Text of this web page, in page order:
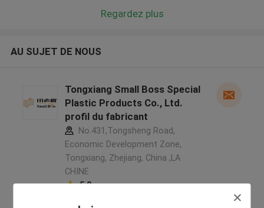
Regardez plus
AU SUJET DE NOUS
Tongxiang Small Boss Special
Plastic Products Co., Ltd.
profil du fabricant
No.431,Tongsheng Road,
Economic Development Zone,
Tongxiang, Zhejiang, China ,LA
CHINE
5.0